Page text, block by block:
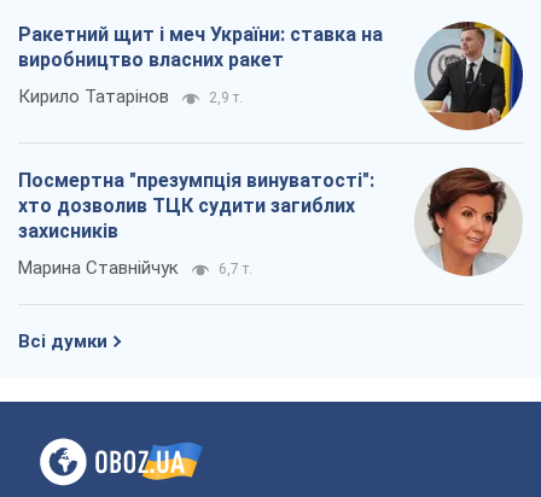
Ракетний щит і меч України: ставка на
виробництво власних ракет
Кирило Татарінов 2,9 т.
Посмертна "презумпція винуватості":
хто дозволив ТЦК судити загиблих
захисників
Марина Ставнійчук 6,7 т.
Всі думки